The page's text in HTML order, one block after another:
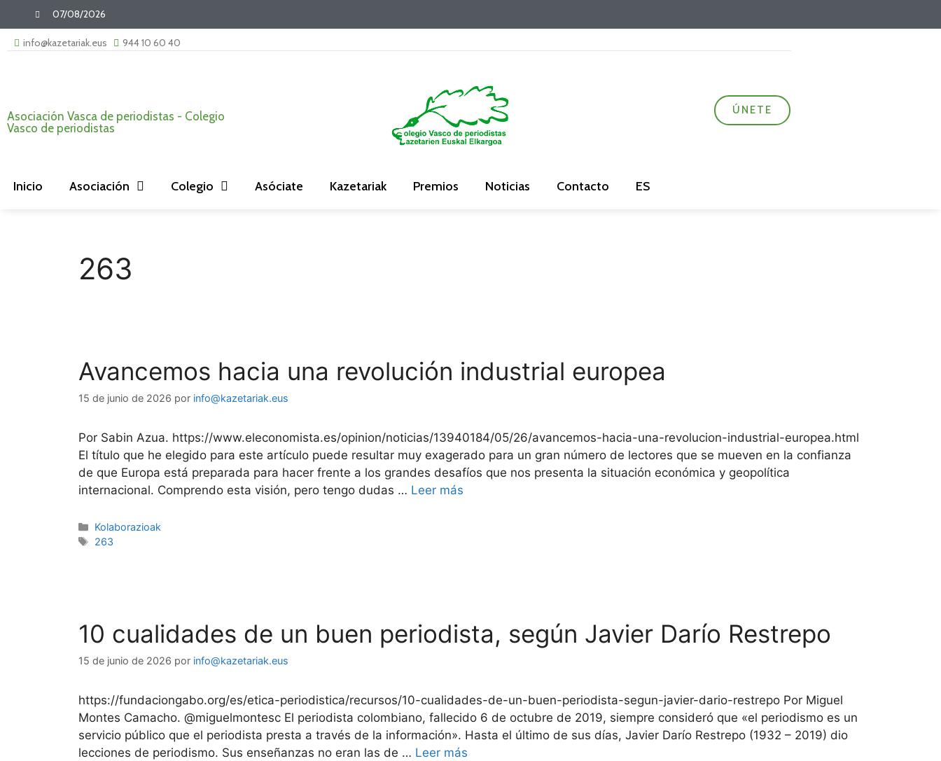
07/08/2026
info@kazetariak.eus 944 10 60 40
Asociación Vasca de periodistas - Colegio
Vasco de periodistas
ÚNETE
Inicio Asociación Colegio Asóciate Kazetariak Premios Noticias Contacto ES
263
Avancemos hacia una revolución industrial europea
15 de junio de 2026 por info@kazetariak.eus
Por Sabin Azua. https://www.eleconomista.es/opinion/noticias/13940184/05/26/avancemos-hacia-una-revolucion-industrial-europea.html
El título que he elegido para este artículo puede resultar muy exagerado para un gran número de lectores que se mueven en la confianza
de que Europa está preparada para hacer frente a los grandes desafíos que nos presenta la situación económica y geopolítica
internacional. Comprendo esta visión, pero tengo dudas … Leer más
Kolaborazioak
263
10 cualidades de un buen periodista, según Javier Darío Restrepo
15 de junio de 2026 por info@kazetariak.eus
https://fundaciongabo.org/es/etica-periodistica/recursos/10-cualidades-de-un-buen-periodista-segun-javier-dario-restrepo Por Miguel
Montes Camacho. @miguelmontesc El periodista colombiano, fallecido 6 de octubre de 2019, siempre consideró que «el periodismo es un
servicio público que el periodista presta a través de la información». Hasta el último de sus días, Javier Darío Restrepo (1932 – 2019) dio
lecciones de periodismo. Sus enseñanzas no eran las de … Leer más